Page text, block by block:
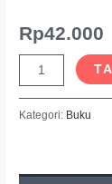
Rp42.000
Kategori: Buku